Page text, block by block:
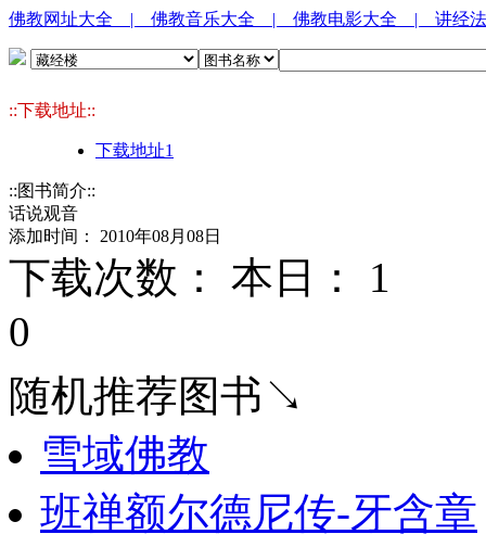
佛教网址大全 | 佛教音乐大全 | 佛教电影大全 | 讲经
::下载地址::
下载地址1
::图书简介::
话说观音
添加时间： 2010年08月08日
下载次数： 本日： 1
0
随机推荐图书↘
雪域佛教
班禅额尔德尼传-牙含章